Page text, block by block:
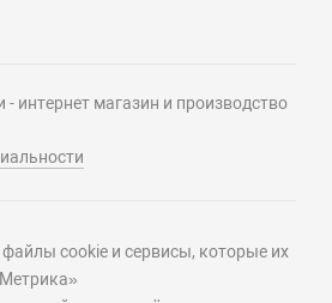
интернет магазин и производство
cookie и сервисы, которые их